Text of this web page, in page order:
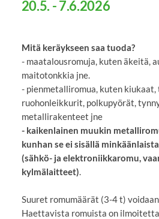
20.5. - 7.6.2026
Mitä keräykseen saa tuoda?
- maatalousromuja, kuten äkeitä,
maitotonkkia jne.
- pienmetalliromua, kuten kiukaat,
ruohonleikkurit, polkupyörät,
metallirakenteet jne
- kaikenlainen muukin
kunhan se ei sisällä
(sähkö- ja elektroniikkaromu,
kylmälaitteet)
Suuret romumäärät (3-4 t)
Haettavista romuista on